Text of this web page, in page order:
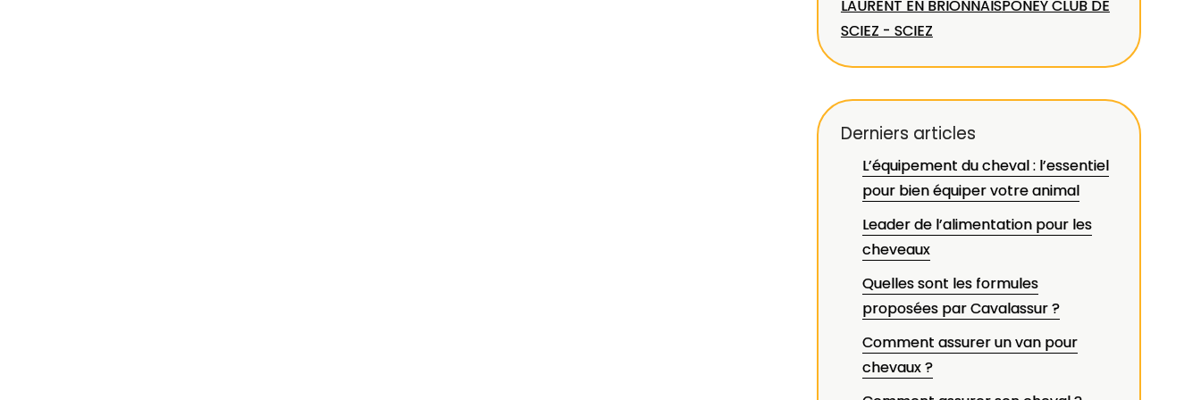
LAURENT EN BRIONNAISPONEY CLUB DE
SCIEZ - SCIEZ
Derniers articles
L’équipement du cheval : l’essentiel
pour bien équiper votre animal
Leader de l’alimentation pour les
cheveaux
Quelles sont les formules
proposées par Cavalassur ?
Comment assurer un van pour
chevaux ?